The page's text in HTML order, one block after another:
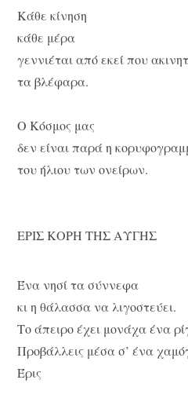
Κάθε κίνηση
κάθε μέρα
γεννιέται από εκεί που
τα βλέφαρα.
Ο Κόσμος μας
δεν είναι παρά η
του ήλιου των ονείρων.
ΕΡΙΣ ΚΟΡΗ ΤΗΣ ΑΥΓΗΣ
Ένα νησί τα σύννεφα
κι η θάλασσα να λιγοστεύει.
Το άπειρο έχει μονάχα ένα
Προβάλλεις μέσα σ’ ένα
Έρις